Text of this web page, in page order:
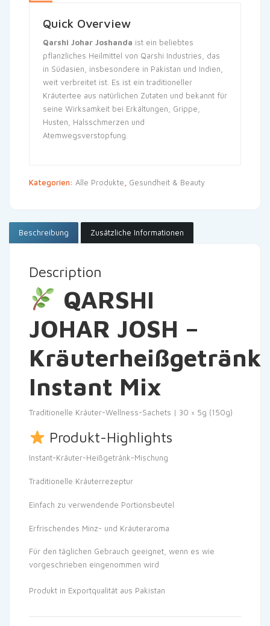
Quick Overview
Qarshi Johar Joshanda ist ein beliebtes
pflanzliches Heilmittel von Qarshi Industries, das
in Südasien, insbesondere in Pakistan und Indien,
weit verbreitet ist. Es ist ein traditioneller
Kräutertee aus natürlichen Zutaten und bekannt für
seine Wirksamkeit bei Erkältungen, Grippe,
Husten, Halsschmerzen und
Atemwegsverstopfung.
Kategorien: Alle Produkte, Gesundheit & Beauty
Beschreibung Zusätzliche Informationen
Description
QARSHI
JOHAR JOSH –
Kräuterheißgetränk
Instant Mix
Traditionelle Kräuter-Wellness-Sachets | 30 × 5g (150g)
Produkt-Highlights
Instant-Kräuter-Heißgetränk-Mischung
Traditionelle Kräuterrezeptur
Einfach zu verwendende Portionsbeutel
Erfrischendes Minz- und Kräuteraroma
Für den täglichen Gebrauch geeignet, wenn es wie
vorgeschrieben eingenommen wird
Produkt in Exportqualität aus Pakistan